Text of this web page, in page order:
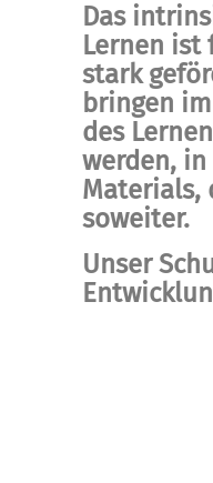
Das
Lernen
stark
bringen
des
werden, in
Materials,
soweiter.
Unser